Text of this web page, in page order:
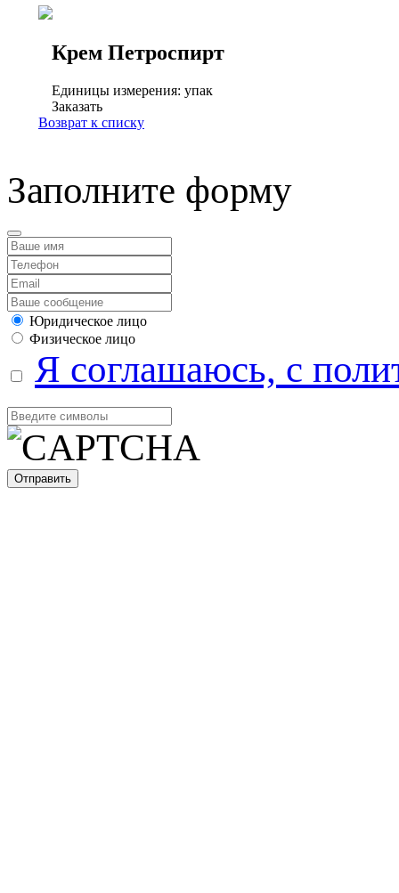
Крем Петроспирт
Единицы измерения: упак
Заказать
Возврат к списку
Заполните форму
Юридическое лицо
Физическое лицо
Я соглашаюсь, с